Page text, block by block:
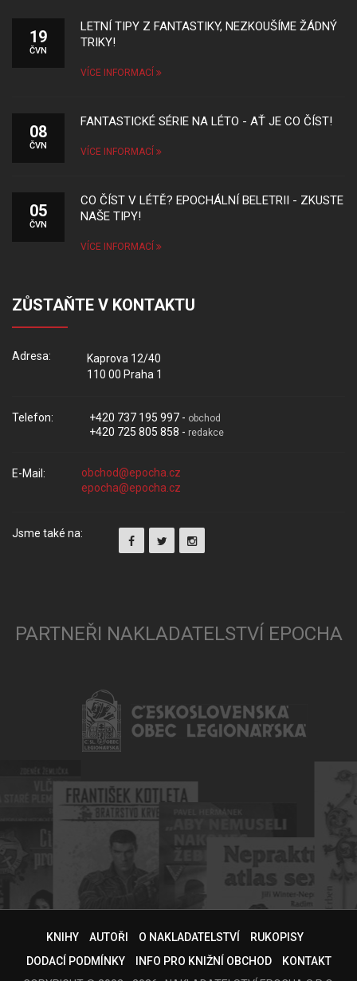
19
ČVN
LETNÍ TIPY Z FANTASTIKY, NEZKOUŠÍME ŽÁDNÝ
TRIKY!
VÍCE INFORMACÍ
08
ČVN
FANTASTICKÉ SÉRIE NA LÉTO - AŤ JE CO ČÍST!
VÍCE INFORMACÍ
05
ČVN
CO ČÍST V LÉTĚ? EPOCHÁLNÍ BELETRII - ZKUSTE
NAŠE TIPY!
VÍCE INFORMACÍ
ZŮSTAŇTE V KONTAKTU
Adresa:
Kaprova 12/40
110 00 Praha 1
Telefon: +420 737 195 997 - obchod
+420 725 805 858 - redakce
E-Mail:
Jsme také na:
PARTNEŘI NAKLADATELSTVÍ EPOCHA
KNIHY AUTOŘI O NAKLADATELSTVÍ
RUKOPISY
DODACÍ PODMÍNKY
INFO PRO KNIŽNÍ OBCHOD
KONTAKT